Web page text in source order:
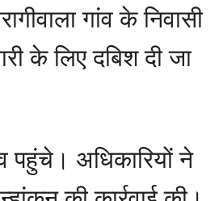
गांव के निवासी
के लिए दबिश दी जा
पहुंचे। अधिकारियों ने